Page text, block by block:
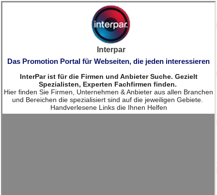
Interpar
Das Promotion Portal für Webseiten, die jeden interessieren
InterPar ist für die Firmen und Anbieter Suche. Gezielt
Spezialisten, Experten Fachfirmen finden.
Hier finden Sie Firmen, Unternehmen & Anbieter aus allen Branchen
und Bereichen die spezialisiert sind auf die jeweiligen Gebiete.
Handverlesene Links die Ihnen Helfen